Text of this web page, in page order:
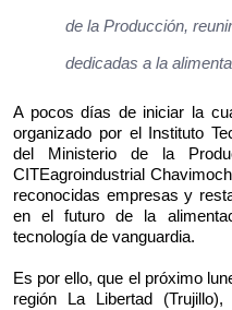
de la Producción,
dedicadas a la
A pocos días de iniciar la
organizado por el Instituto
del Ministerio de la
CITEagroindustrial
reconocidas empresas y
en el futuro de la
tecnología de vanguardia.
Es por ello, que el próximo
región La Libertad